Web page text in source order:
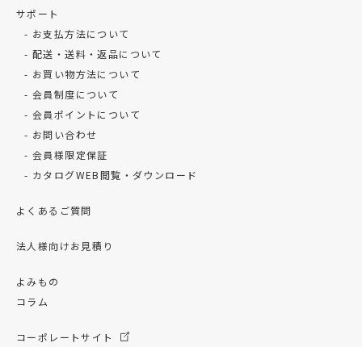
サポート
お支払方法について
配送・送料・返品について
お買い物方法について
会員制度について
会員ポイントについて
お問い合わせ
会員様限定保証
カタログWEB閲覧・ダウンロード
よくあるご質問
法人様向けお見積り
よみもの
コラム
コーポレートサイト